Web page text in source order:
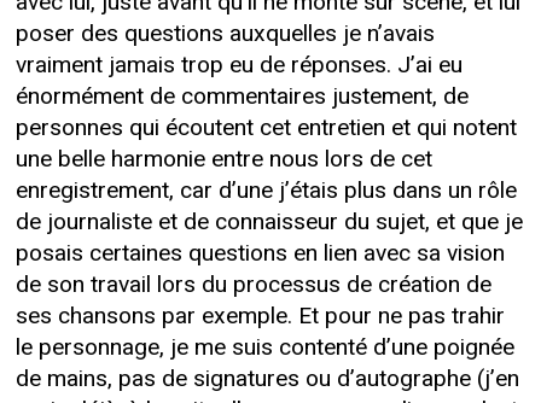
poser des questions auxquelles je n’avais
vraiment jamais trop eu de réponses. J’ai eu
énormément de commentaires justement, de
personnes qui écoutent cet entretien et qui notent
une belle harmonie entre nous lors de cet
enregistrement, car d’une j’étais plus dans un rôle
de journaliste et de connaisseur du sujet, et que je
posais certaines questions en lien avec sa vision
de son travail lors du processus de création de
ses chansons par exemple. Et pour ne pas trahir
le personnage, je me suis contenté d’une poignée
de mains, pas de signatures ou d’autographe (j’en